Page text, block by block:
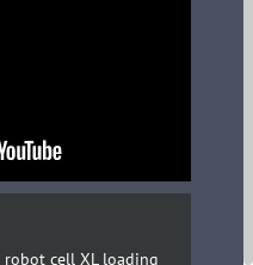
robot cell XL loading